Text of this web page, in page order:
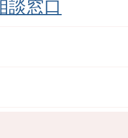
談窓口